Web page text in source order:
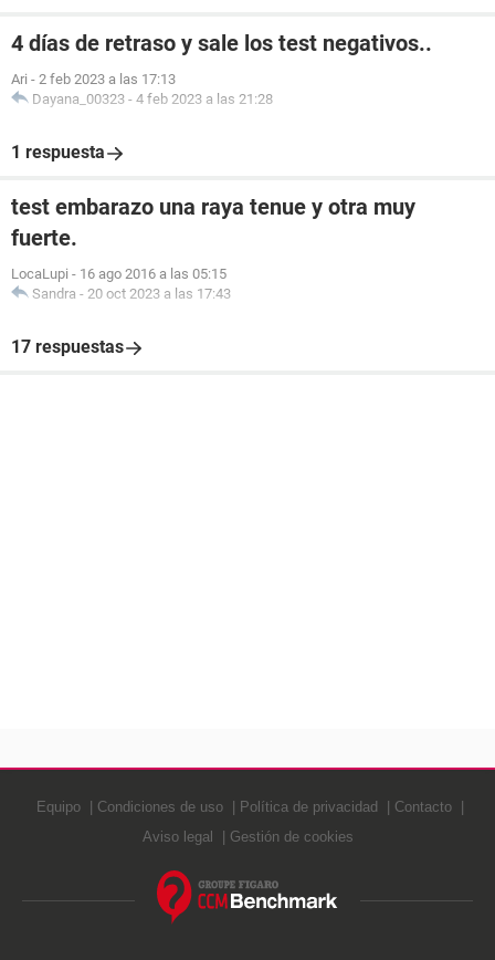
4 días de retraso y sale los test negativos..
Ari - 2 feb 2023 a las 17:13
Dayana_00323 - 4 feb 2023 a las 21:28
1 respuesta
test embarazo una raya tenue y otra muy
fuerte.
LocaLupi - 16 ago 2016 a las 05:15
Sandra - 20 oct 2023 a las 17:43
17 respuestas
Equipo Condiciones de uso Política de privacidad
Contacto
Aviso legal
Gestión de cookies